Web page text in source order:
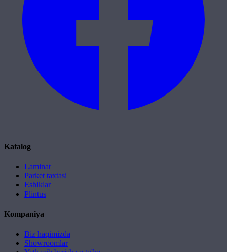
Katalog
Laminat
Parket taxtasi
Eshiklar
Plintus
Kompaniya
Biz haqimizda
Showroomlar